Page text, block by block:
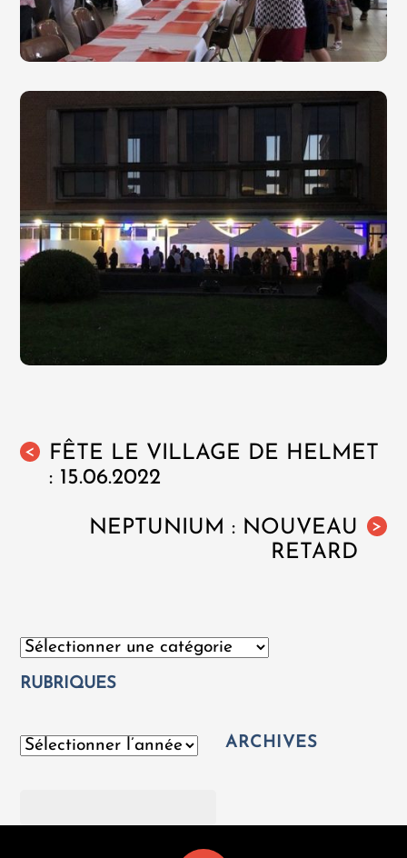
<
FÊTE LE VILLAGE DE HELMET
: 15.06.2022
>
NEPTUNIUM : NOUVEAU
RETARD
Catégories
RUBRIQUES
Archives ARCHIVES